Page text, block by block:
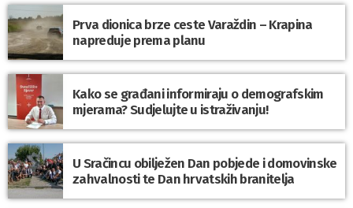
Prva dionica brze ceste Varaždin – Krapina
napreduje prema planu
Kako se građani informiraju o demografskim
mjerama? Sudjelujte u istraživanju!
U Sračincu obilježen Dan pobjede i domovinske
zahvalnosti te Dan hrvatskih branitelja